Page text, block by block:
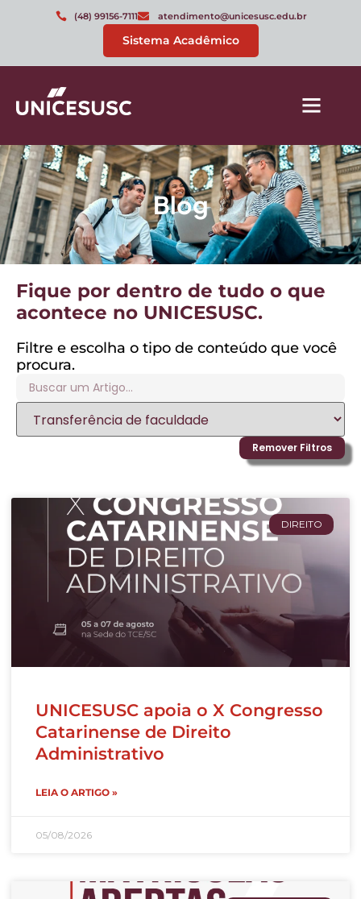
(48) 99156-7111 atendimento@unicesusc.edu.br
Sistema Acadêmico
Blog
Fique por dentro de tudo o que
acontece no UNICESUSC.
Filtre e escolha o tipo de conteúdo que você
procura.
Remover Filtros
DIREITO
UNICESUSC apoia o X Congresso
Catarinense de Direito
Administrativo
LEIA O ARTIGO »
05/08/2026